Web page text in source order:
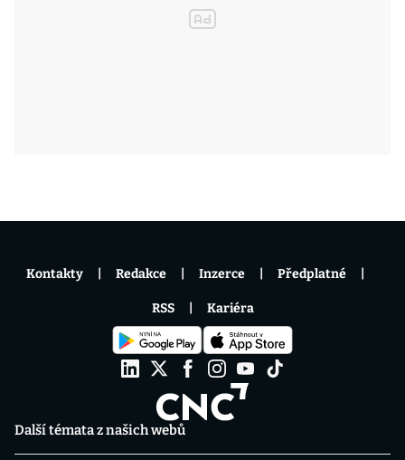
Další témata z našich webů
Kontakty Redakce Inzerce Předplatné
RSS Kariéra